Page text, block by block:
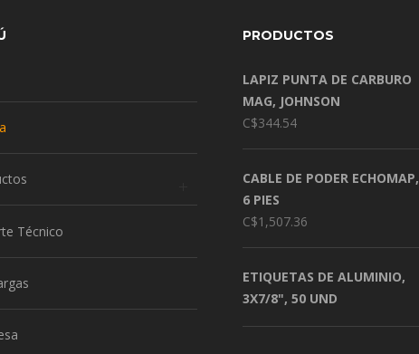
Técnico
PRODUCTOS
LAPIZ PUNTA DE CARBURO
MAG, JOHNSON
C$344.54
CABLE DE PODER ECHOMAP,
6 PIES
C$1,507.36
ETIQUETAS DE ALUMINIO,
3X7/8", 50 UND